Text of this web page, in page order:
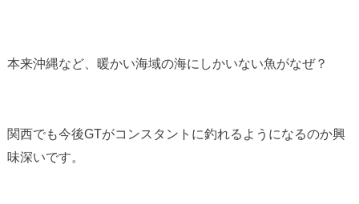
本来沖縄など、暖かい海域の海にしかいない魚がなぜ？
関西でも今後GTがコンスタントに釣れるようになるのか興
味深いです。